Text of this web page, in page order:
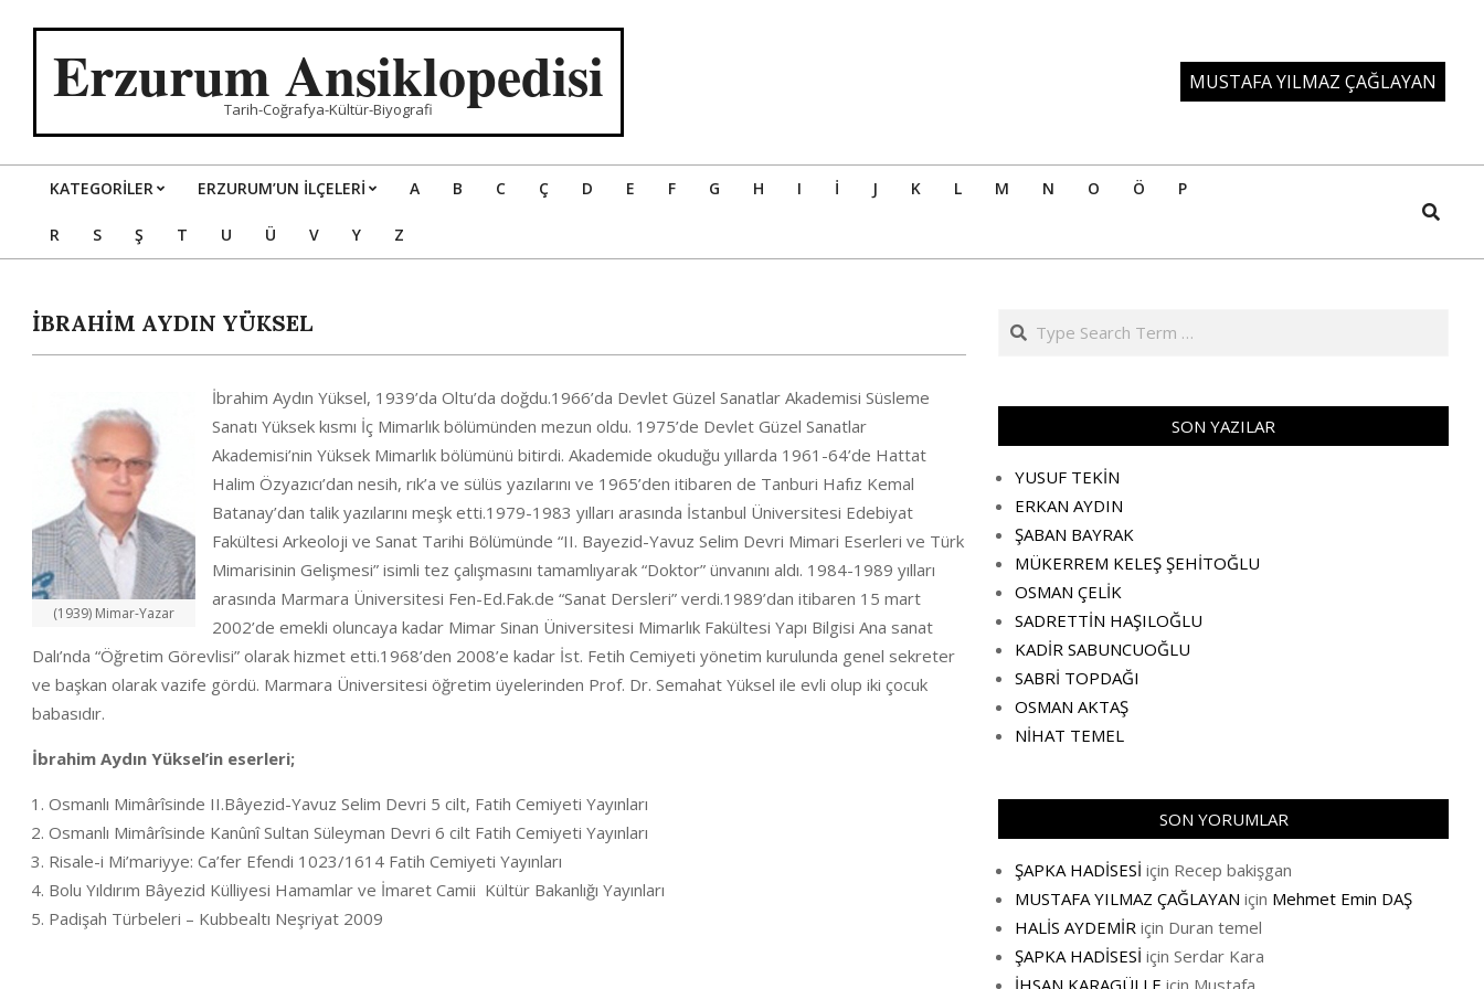
Erzurum Ansiklopedisi
Tarih-Coğrafya-Kültür-Biyografi
MUSTAFA YILMAZ ÇAĞLAYAN
Primary
Navigation
KATEGORILER ERZURUM’UN İLÇELERİ A B C Ç D E F G H I İ J K L M N O Ö P
R S Ş T U Ü V Y Z
Search
İBRAHİM AYDIN YÜKSEL
(1939) Mimar-Yazar
İbrahim Aydın Yüksel, 1939’da Oltu’da doğdu.1966’da Devlet Güzel Sanatlar Akademisi Süsleme
Sanatı Yüksek kısmı İç Mimarlık bölümünden mezun oldu. 1975’de Devlet Güzel Sanatlar
Akademisi’nin Yüksek Mimarlık bölümünü bitirdi. Akademide okuduğu yıllarda 1961-64’de Hattat
Halim Özyazıcı’dan nesih, rık’a ve sülüs yazılarını ve 1965’den itibaren de Tanburi Hafız Kemal
Batanay’dan talik yazılarını meşk etti.1979-1983 yılları arasında İstanbul Üniversitesi Edebiyat
Fakültesi Arkeoloji ve Sanat Tarihi Bölümünde “II. Bayezid-Yavuz Selim Devri Mimari Eserleri ve Türk
Mimarisinin Gelişmesi” isimli tez çalışmasını tamamlıyarak “Doktor” ünvanını aldı. 1984-1989 yılları
arasında Marmara Üniversitesi Fen-Ed.Fak.de “Sanat Dersleri” verdi.1989’dan itibaren 15 mart
2002’de emekli oluncaya kadar Mimar Sinan Üniversitesi Mimarlık Fakültesi Yapı Bilgisi Ana sanat
Dalı’nda “Öğretim Görevlisi” olarak hizmet etti.1968’den 2008’e kadar İst. Fetih Cemiyeti yönetim kurulunda genel sekreter
ve başkan olarak vazife gördü. Marmara Üniversitesi öğretim üyelerinden Prof. Dr. Semahat Yüksel ile evli olup iki çocuk
babasıdır.
İbrahim Aydın Yüksel’in eserleri;
Osmanlı Mimârîsinde II.Bâyezid-Yavuz Selim Devri 5 cilt, Fatih Cemiyeti Yayınları
Osmanlı Mimârîsinde Kanûnî Sultan Süleyman Devri 6 cilt Fatih Cemiyeti Yayınları
Risale-i Mi’mariyye: Ca’fer Efendi 1023/1614 Fatih Cemiyeti Yayınları
Bolu Yıldırım Bâyezid Külliyesi Hamamlar ve İmaret Camii Kültür Bakanlığı Yayınları
Padişah Türbeleri – Kubbealtı Neşriyat 2009
Search
SON YAZILAR
YUSUF TEKİN
ERKAN AYDIN
ŞABAN BAYRAK
MÜKERREM KELEŞ ŞEHİTOĞLU
OSMAN ÇELİK
SADRETTİN HAŞILOĞLU
KADİR SABUNCUOĞLU
SABRİ TOPDAĞI
OSMAN AKTAŞ
NİHAT TEMEL
SON YORUMLAR
ŞAPKA HADİSESİ için Recep bakişgan
MUSTAFA YILMAZ ÇAĞLAYAN için Mehmet Emin DAŞ
HALİS AYDEMİR için Duran temel
ŞAPKA HADİSESİ için Serdar Kara
İHSAN KARAGÜLLE için Mustafa